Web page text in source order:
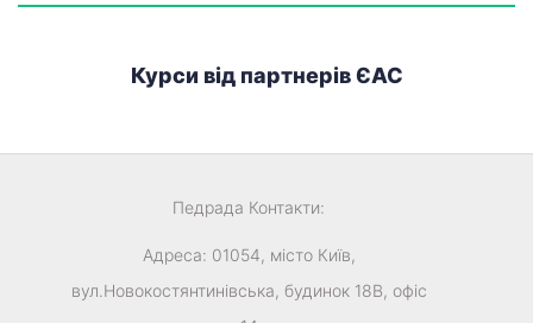
Курси від партнерів ЄАС
Педрада Контакти:
Адреса: 01054, місто Київ,
вул.Новокостянтинівська, будинок 18В, офіс